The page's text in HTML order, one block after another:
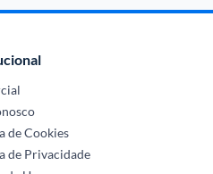
de Cookies
de Privacidade